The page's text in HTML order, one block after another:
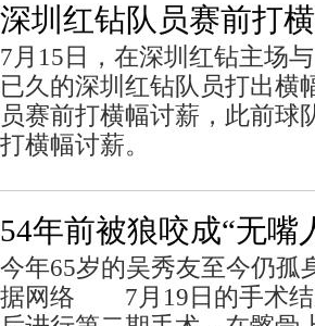
深圳红钻队员赛前打
7月15日，在深圳红钻主场
已久的深圳红钻队员打出横
员赛前打横幅讨薪，此前球
打横幅讨薪。
54年前被狼咬成“无嘴
今年65岁的吴秀友至今仍孤
据网络 7月19日的手术结